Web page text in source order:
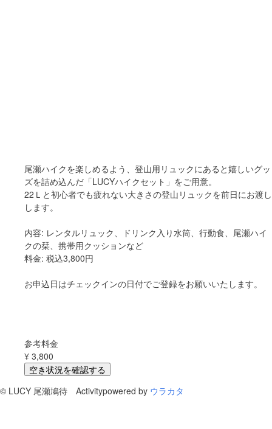
尾瀬ハイクを楽しめるよう、登山用リュックにあると嬉しいグッ
ズを詰め込んだ「LUCYハイクセット」をご用意。
22Ｌと初心者でも疲れない大きさの登山リュックを前日にお渡し
します。
内容: レンタルリュック、ドリンク入り水筒、行動食、尾瀬ハイ
クの栞、携帯用クッションなど
料金: 税込3,800円
お申込日はチェックインの日付でご登録をお願いいたします。
参考料金
¥ 3,800
空き状況を確認する
© LUCY 尾瀬鳩待 Activitypowered by ウラカタ